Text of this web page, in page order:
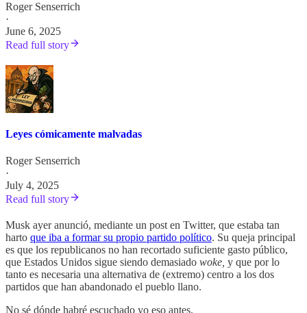
Roger Senserrich
·
June 6, 2025
Read full story
Leyes cómicamente malvadas
Roger Senserrich
·
July 4, 2025
Read full story
Musk ayer anunció, mediante un post en Twitter, que estaba tan
harto que iba a formar su propio partido político. Su queja principal
es que los republicanos no han recortado suficiente gasto público,
que Estados Unidos sigue siendo demasiado woke, y que por lo
tanto es necesaria una alternativa de (extremo) centro a los dos
partidos que han abandonado el pueblo llano.
No sé dónde habré escuchado yo eso antes.